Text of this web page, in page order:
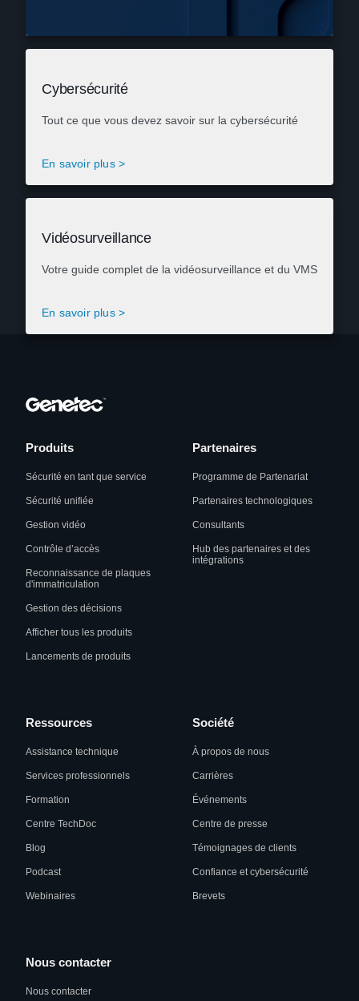
Cybersécurité
Tout ce que vous devez savoir sur la cybersécurité
En savoir plus >
Vidéosurveillance
Votre guide complet de la vidéosurveillance et du VMS
En savoir plus >
Produits
Sécurité en tant que service
Sécurité unifiée
Gestion vidéo
Contrôle d’accès
Reconnaissance de plaques
d'immatriculation
Gestion des décisions
Afficher tous les produits
Lancements de produits
Partenaires
Programme de Partenariat
Partenaires technologiques
Consultants
Hub des partenaires et des
intégrations
Ressources
Assistance technique
Services professionnels
Formation
Centre TechDoc
Blog
Podcast
Webinaires
Société
À propos de nous
Carrières
Événements
Centre de presse
Témoignages de clients
Confiance et cybersécurité
Brevets
Nous contacter
Nous contacter